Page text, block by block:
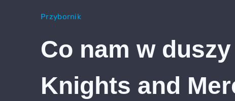
Przybornik
Co nam w
Knights and